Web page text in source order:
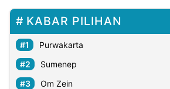
KABAR PILIHAN
Purwakarta
Sumenep
Om Zein